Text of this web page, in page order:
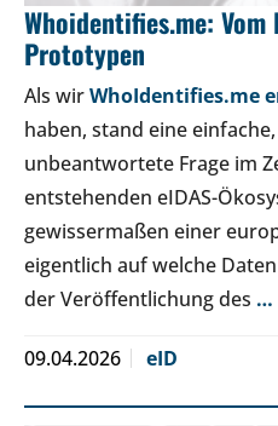
Whoidentifies.me: Vom
Prototypen
Als wirWhoIdentifies.me
haben, stand eine
unbeantwortete Frage im
entstehenden eIDAS-
gewissermaßen einer
eigentlich auf welche
der Veröffentlichung des …
09.04.2026 eID